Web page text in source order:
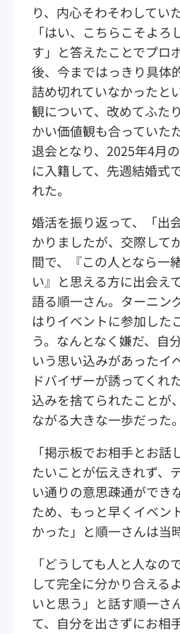
り、内心そわそわしてい
「はい、こちらこそよろ
す」と答えたことでプロ
後、今まではっきり具体
詰め切れていなかったと
観について、改めてふた
かい価値観も合っていた
退会となり、2025年4月
に入籍して、先週結婚式
れた。
婚活を振り返って、「出
かりましたが、交際して
間で、『この人となら一
い』と思える方に出会え
語る順一さん。ターニン
はりイベントに参加した
う。なんとなく嫌だ、自
いう思い込みがあったイ
ドバイザーが誘ってくれ
込みを捨てられたことが
ながる大きな一歩だった。
「掲示板でお相手とお話
たいことが伝えきれず、
い通りの意思疎通ができ
ため、もっと早くイベン
かった」と順一さんは当
「どうしても人と人なの
して完全に分かり合える
いと思う」と話す順一さ
て、自分を出さずにお相